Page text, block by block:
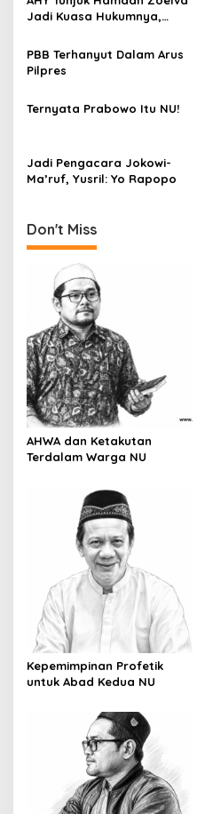
i
g
a
t
o
n
Jadi Kuasa Hukumnya,
Jeruk!
PBB Terhanyut Dalam Arus
Pilpres
Ternyata Prabowo Itu NU!
Jadi Pengacara Jokowi-
Ma’ruf, Yusril: Yo Rapopo
Don't Miss
AHWA dan Ketakutan
Terdalam Warga NU
Kepemimpinan Profetik
untuk Abad Kedua NU